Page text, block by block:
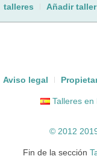
talleres Añadir taller
Aviso legal
Talleres en
© 2012
Fin de la sección